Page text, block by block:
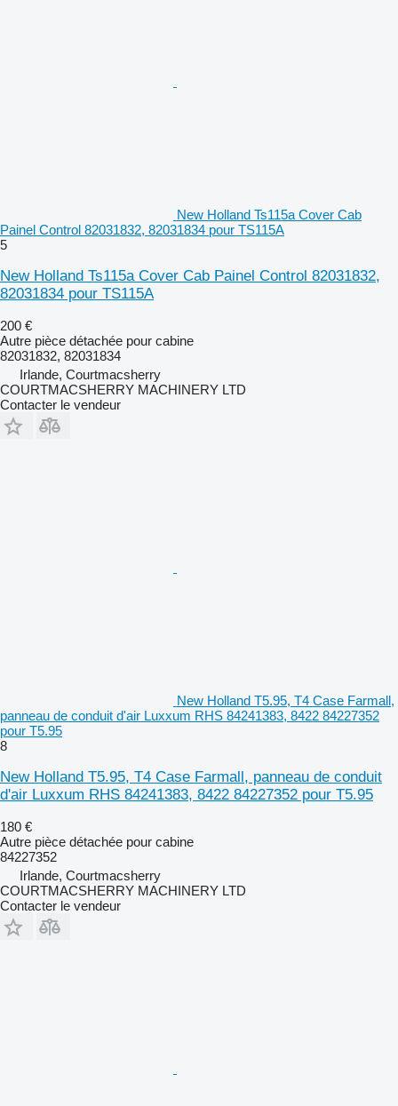
New Holland Ts115a Cover Cab
Painel Control 82031832, 82031834 pour TS115A
5
New Holland Ts115a Cover Cab Painel Control 82031832,
82031834 pour TS115A
200 €
Autre pièce détachée pour cabine
82031832, 82031834
Irlande, Courtmacsherry
COURTMACSHERRY MACHINERY LTD
Contacter le vendeur
New Holland T5.95, T4 Case Farmall,
panneau de conduit d'air Luxxum RHS 84241383, 8422 84227352
pour T5.95
8
New Holland T5.95, T4 Case Farmall, panneau de conduit
d'air Luxxum RHS 84241383, 8422 84227352 pour T5.95
180 €
Autre pièce détachée pour cabine
84227352
Irlande, Courtmacsherry
COURTMACSHERRY MACHINERY LTD
Contacter le vendeur